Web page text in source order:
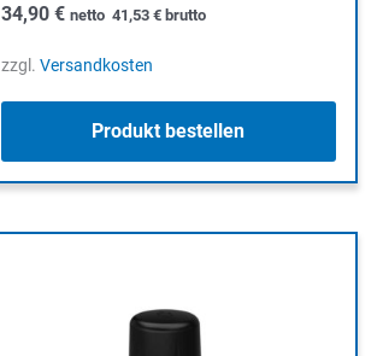
34,90 € netto 41,53 €brutto
zzgl. Versandkosten
Produkt bestellen